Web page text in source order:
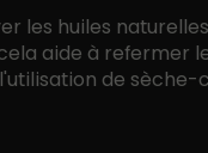
les huiles
aide à refermer
de